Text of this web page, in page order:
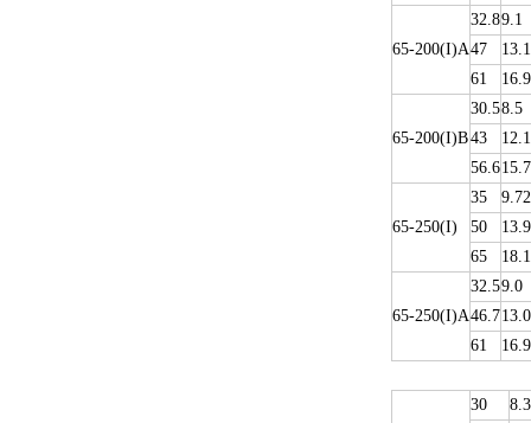
65-200(I)A
32.89.1
47
13.1
61
16.9
65-200(I)B
30.58.5
43
12.1
56.615.7
65-250(I)
35
9.72
50
13.9
65
18.1
65-250(I)A
32.59.0
46.713.0
61
16.9
30
8.3